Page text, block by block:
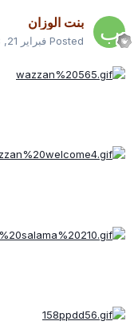
بنت الوزان
Posted فبراير 21, 2008